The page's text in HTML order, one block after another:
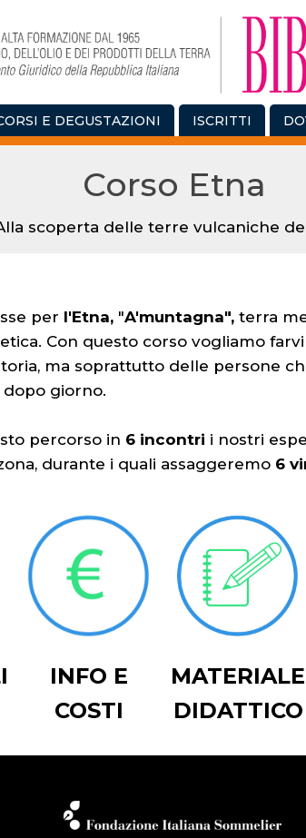
E DEGUSTAZIONI ISCRITTI
Corso Etna
scoperta delle terre vulcaniche
per l'Etna, "A'muntagna", terra
Con questo corso vogliamo
ma soprattutto delle persone
giorno.
percorso in 6 incontri i nostri
durante i quali assaggeremo 6
INFO E
COSTI
MATERIALE
DIDATTICO